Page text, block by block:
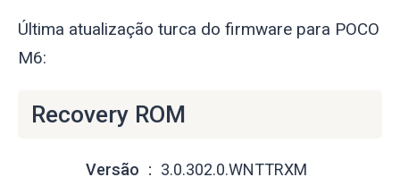
Última atualização turca do firmware para POCO
M6:
Recovery ROM
Versão
3.0.302.0.WNTTRXM